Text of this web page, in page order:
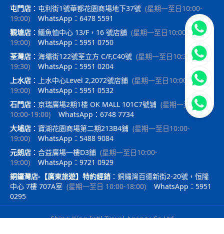
屯門店 ： 屯利街1號華都花園商場地下37號 (星期一至日10:00-
19:00)
WhatsApp：6478 5591
觀塘店 ： 鱷魚恤中心 13/F，16 號店舖 (星期一至日10:00-
19:00)
WhatsApp：5951 0750
荃灣店 ： 海壩街122號荃立方 C/F,C40號 (星期一至日10:30-
19:30)
WhatsApp：5951 0204
上水店 ： 上水中心Level 2,2072號店鋪 (星期一至日10:00-
19:00)
WhatsApp：5951 0532
石門店 ： 京瑞廣場2期1楼 OK MALL 101C7號铺 (星期一至日
10:00-19:00)
WhatsApp：6748 7734
大埔店 ： 寶湖花園商場第二期213B4鋪 (星期一至日10:00-
19:00)
WhatsApp：5488 9084
元朗店 ： 合益廣場一樓D3鋪 (星期一至日10:00-
19:00)
WhatsApp：9721 0929
銅鑼灣店-【廣東旅遊】特約經銷 ： 銅鑼灣百德新街2-20號，恒隆
中心 7樓 707A室 (星期一至日 10:00-18:00)
WhatsApp：5951
0295
Shing King Int'l Travel Agency Co Ltd
立即